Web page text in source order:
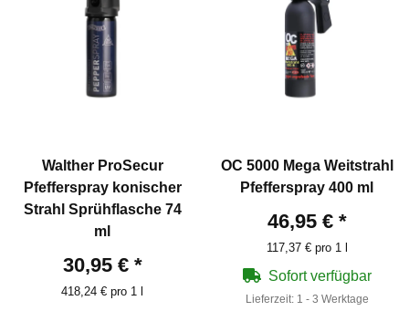
Walther ProSecur
Pfefferspray konischer
Strahl Sprühflasche 74
ml
30,95 € *
418,24 € pro 1 l
OC 5000 Mega Weitstrahl
Pfefferspray 400 ml
46,95 € *
117,37 € pro 1 l
Sofort verfügbar
Lieferzeit: 1 - 3 Werktage